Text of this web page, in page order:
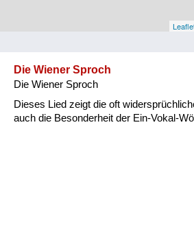
Vorarlberg
Natur und
Die Wiener Sproch
Die Wiener Sproch
Dieses Lied zeigt die oft
auch die Besonderheit der Ein-Vokal-